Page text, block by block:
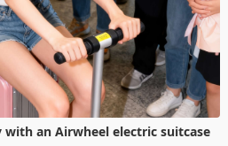
an Airwheel electric suitcase